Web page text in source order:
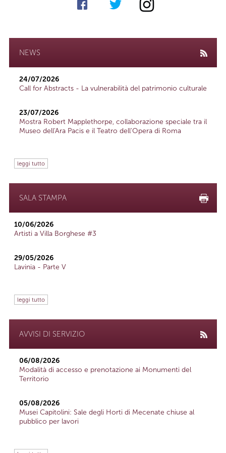
NEWS
24/07/2026
Call for Abstracts - La vulnerabilità del patrimonio culturale
23/07/2026
Mostra Robert Mapplethorpe, collaborazione speciale tra il
Museo dell'Ara Pacis e il Teatro dell'Opera di Roma
leggi tutto
SALA STAMPA
10/06/2026
Artisti a Villa Borghese #3
29/05/2026
Lavinia - Parte V
leggi tutto
AVVISI DI SERVIZIO
06/08/2026
Modalità di accesso e prenotazione ai Monumenti del
Territorio
05/08/2026
Musei Capitolini: Sale degli Horti di Mecenate chiuse al
pubblico per lavori